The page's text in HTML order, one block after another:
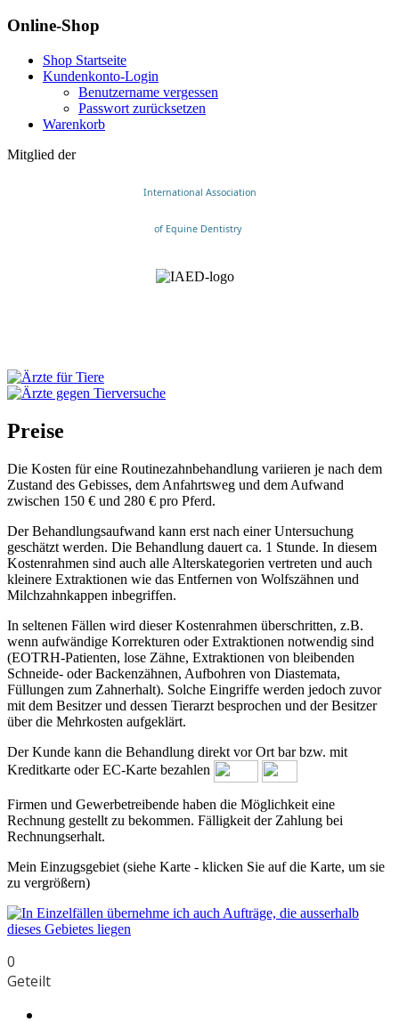
Online-Shop
Shop Startseite
Kundenkonto-Login
Benutzername vergessen
Passwort zurücksetzen
Warenkorb
Mitglied der
International Association
of Equine Dentistry
Preise
Die Kosten für eine Routinezahnbehandlung variieren je nach dem
Zustand des Gebisses, dem Anfahrtsweg und dem Aufwand
zwischen 150 € und 280 € pro Pferd.
Der Behandlungsaufwand kann erst nach einer Untersuchung
geschätzt werden. Die Behandlung dauert ca. 1 Stunde. In diesem
Kostenrahmen sind auch alle Alterskategorien vertreten und auch
kleinere Extraktionen wie das Entfernen von Wolfszähnen und
Milchzahnkappen inbegriffen.
In seltenen Fällen wird dieser Kostenrahmen überschritten, z.B.
wenn aufwändige Korrekturen oder Extraktionen notwendig sind
(EOTRH-Patienten, lose Zähne, Extraktionen von bleibenden
Schneide- oder Backenzähnen, Aufbohren von Diastemata,
Füllungen zum Zahnerhalt). Solche Eingriffe werden jedoch zuvor
mit dem Besitzer und dessen Tierarzt besprochen und der Besitzer
über die Mehrkosten aufgeklärt.
Der Kunde kann die Behandlung direkt vor Ort bar bzw. mit
Kreditkarte oder EC-Karte bezahlen
Firmen und Gewerbetreibende haben die Möglichkeit eine
Rechnung gestellt zu bekommen. Fälligkeit der Zahlung bei
Rechnungserhalt.
Mein Einzugsgebiet (siehe Karte - klicken Sie auf die Karte, um sie
zu vergrößern)
0
Geteilt